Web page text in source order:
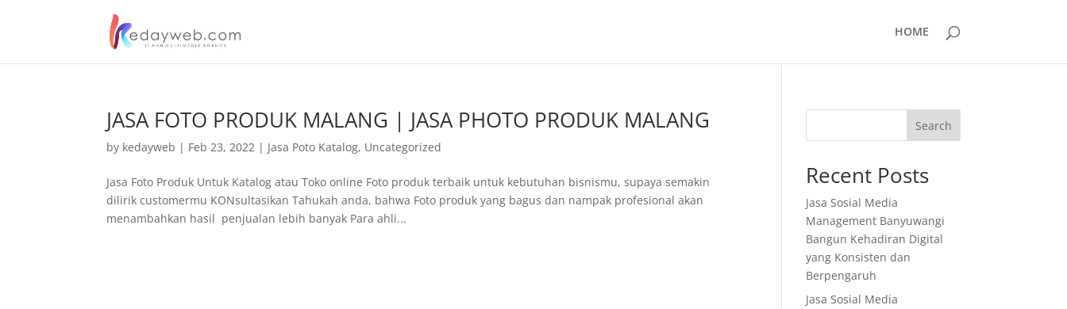
HOME
JASA FOTO PRODUK MALANG | JASA PHOTO PRODUK MALANG
by kedayweb | Feb 23, 2022 | Jasa Poto Katalog, Uncategorized
Jasa Foto Produk Untuk Katalog atau Toko online Foto produk terbaik untuk kebutuhan bisnismu, supaya semakin
dilirik customermu KONsultasikan Tahukah anda, bahwa Foto produk yang bagus dan nampak profesional akan
menambahkan hasil penjualan lebih banyak Para ahli...
Search
Recent Posts
Jasa Sosial Media
Management Banyuwangi
Bangun Kehadiran Digital
yang Konsisten dan
Berpengaruh
Jasa Sosial Media